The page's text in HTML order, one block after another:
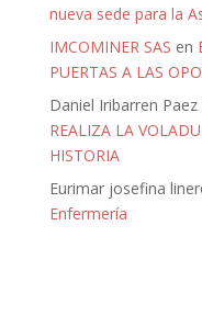
nueva sede para la
IMCOMINER SAS en
PUERTAS A LAS
Daniel Iribarren Paez
REALIZA LA
HISTORIA
Eurimar josefina
Enfermería